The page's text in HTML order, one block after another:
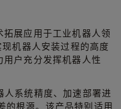
展应用于工业机器人领
机器人安装过程的高度
户充分发挥机器人性
人系统精度、加速部署进
的根源。该产品特别适用